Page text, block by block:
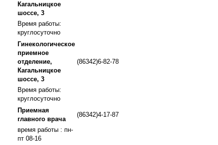
Кагальницкое
шоссе, 3
Время работы:
круглосуточно
Гинекологическое
приемное
отделение,
Кагальницкое
шоссе, 3
(86342)6-82-78
Время работы:
круглосуточно
Приемная
главного врача
(86342)4-17-87
время работы : пн-
пт 08-16